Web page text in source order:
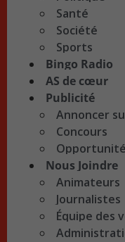
Santé
Société
Sports
Bingo Radio
AS de cœur
Publicité
Annoncer
Concours
Nous Joindre
Animateurs
Journalistes
Équipe des